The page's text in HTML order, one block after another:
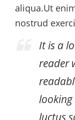
aliqua.Ut
nostrud
It is a
reader
luctus